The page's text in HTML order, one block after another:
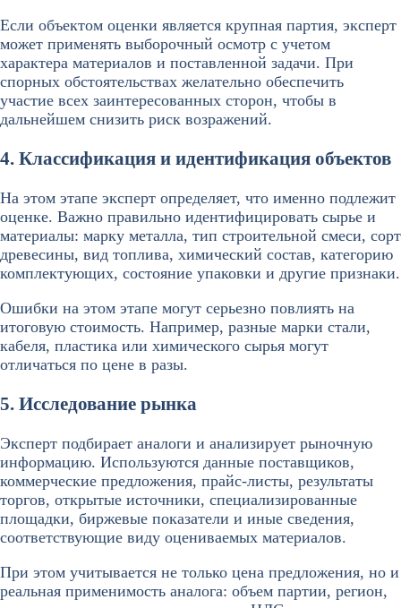
Если объектом оценки является крупная партия, эксперт
может применять выборочный осмотр с учетом
характера материалов и поставленной задачи. При
спорных обстоятельствах желательно обеспечить
участие всех заинтересованных сторон, чтобы в
дальнейшем снизить риск возражений.
4. Классификация и идентификация объектов
На этом этапе эксперт определяет, что именно подлежит
оценке. Важно правильно идентифицировать сырье и
материалы: марку металла, тип строительной смеси, сорт
древесины, вид топлива, химический состав, категорию
комплектующих, состояние упаковки и другие признаки.
Ошибки на этом этапе могут серьезно повлиять на
итоговую стоимость. Например, разные марки стали,
кабеля, пластика или химического сырья могут
отличаться по цене в разы.
5. Исследование рынка
Эксперт подбирает аналоги и анализирует рыночную
информацию. Используются данные поставщиков,
коммерческие предложения, прайс-листы, результаты
торгов, открытые источники, специализированные
площадки, биржевые показатели и иные сведения,
соответствующие виду оцениваемых материалов.
При этом учитывается не только цена предложения, но и
реальная применимость аналога: объем партии, регион,